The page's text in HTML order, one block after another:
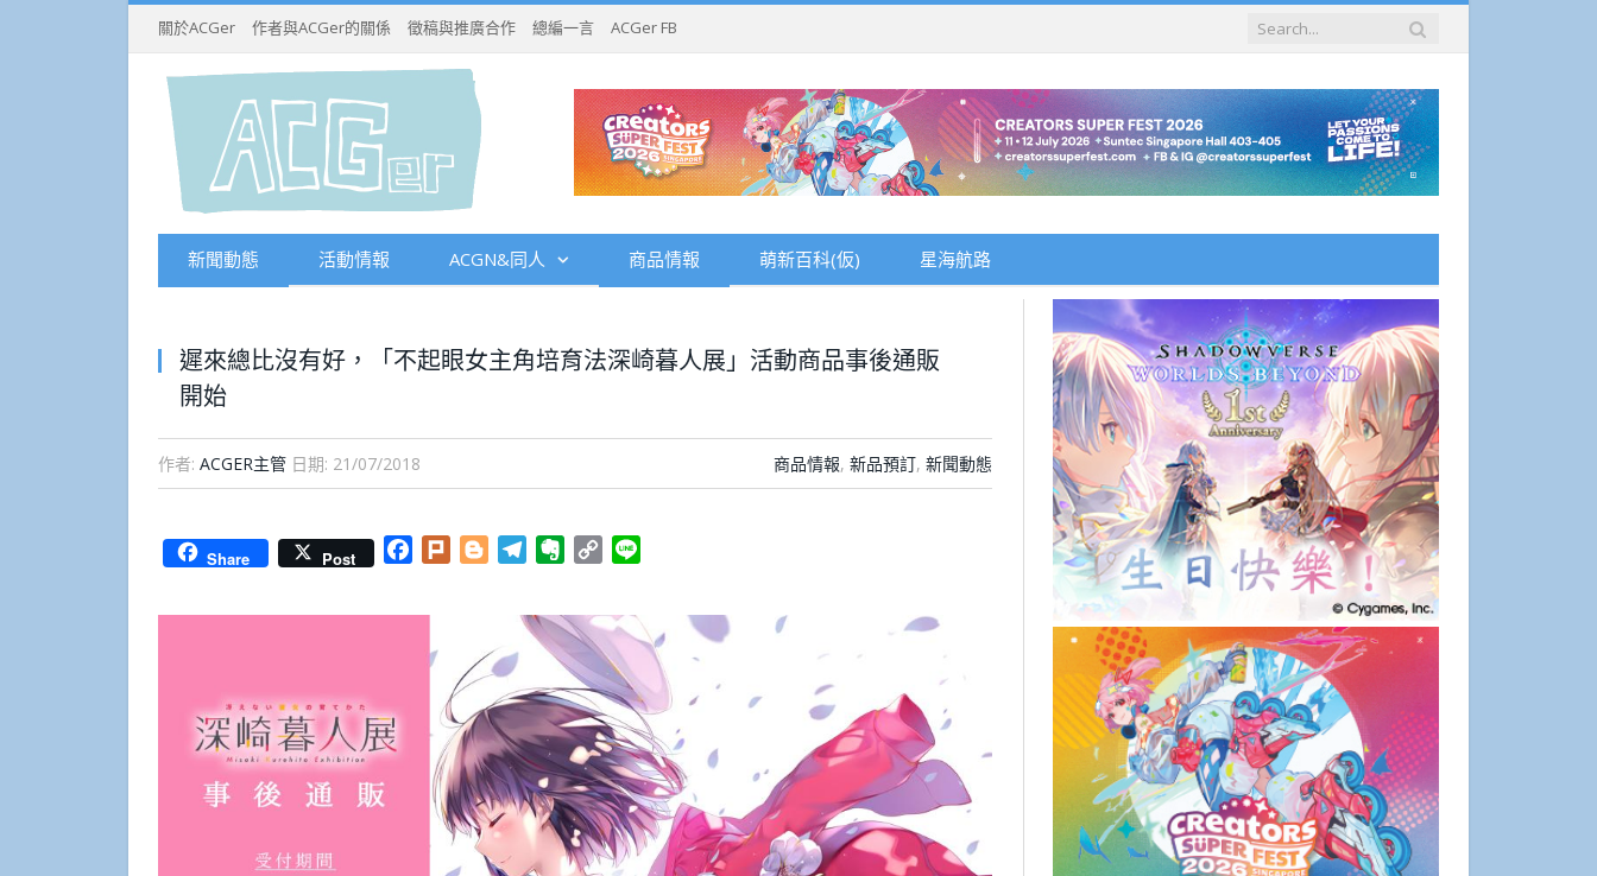
關於ACGer 作者與ACGer的關係 徵稿與推廣合作 總編一言 ACGer FB
新聞動態 活動情報 ACGN&同人 商品情報 萌新百科(仮) 星海航路
遲來總比沒有好，「不起眼女主角培育法深崎暮人展」活動商品事後通販
開始
作者: ACGER主管 日期: 21/07/2018 商品情報, 新品預訂, 新聞動態
Share Post Facebook
Plurk BloggerTelegramEvernote
Copy